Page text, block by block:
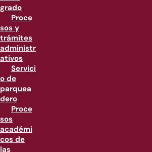
grado
Proce
sos y
trámites
administr
ativos
Servici
o de
parquea
dero
Proce
sos
académi
cos de
las